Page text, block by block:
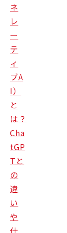
ネ
レ
ー
テ
ィ
ブA
I）
と
は？
Cha
tGP
Tと
の
違
い
や